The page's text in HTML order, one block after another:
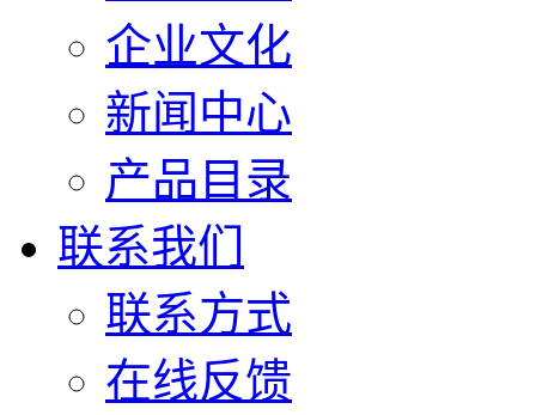
企业文化
新闻中心
产品目录
联系我们
联系方式
在线反馈